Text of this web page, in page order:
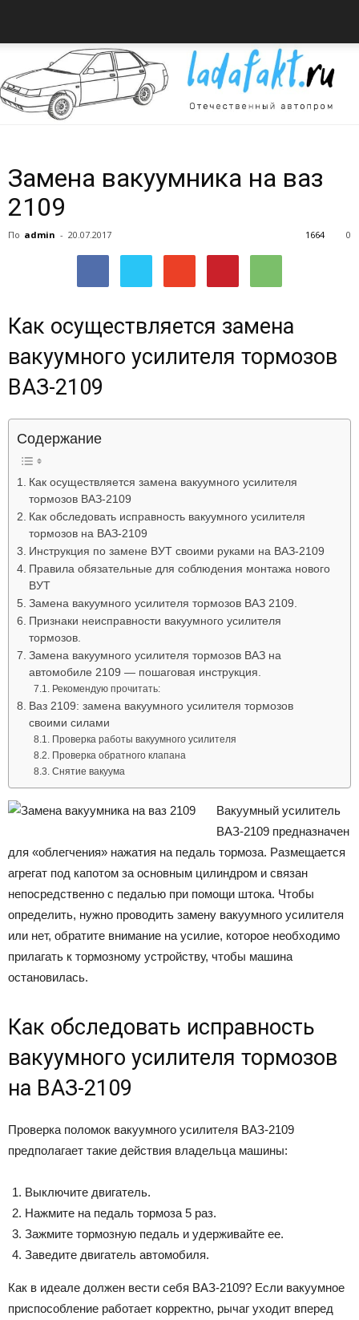
Замена вакуумника на ваз
2109
По admin - 20.07.2017 0
1664
Как осуществляется замена
вакуумного усилителя тормозов
ВАЗ-2109
Содержание
Как осуществляется замена вакуумного усилителя
тормозов ВАЗ-2109
Как обследовать исправность вакуумного усилителя
тормозов на ВАЗ-2109
Инструкция по замене ВУТ своими руками на ВАЗ-2109
Правила обязательные для соблюдения монтажа нового
ВУТ
Замена вакуумного усилителя тормозов ВАЗ 2109.
Признаки неисправности вакуумного усилителя
тормозов.
Замена вакуумного усилителя тормозов ВАЗ на
автомобиле 2109 — пошаговая инструкция.
Рекомендую прочитать:
Ваз 2109: замена вакуумного усилителя тормозов
своими силами
Проверка работы вакуумного усилителя
Проверка обратного клапана
Снятие вакуума
Вакуумный усилитель
ВАЗ-2109 предназначен
для «облегчения» нажатия на педаль тормоза. Размещается
агрегат под капотом за основным цилиндром и связан
непосредственно с педалью при помощи штока. Чтобы
определить, нужно проводить замену вакуумного усилителя
или нет, обратите внимание на усилие, которое необходимо
прилагать к тормозному устройству, чтобы машина
остановилась.
Как обследовать исправность
вакуумного усилителя тормозов
на ВАЗ-2109
Проверка поломок вакуумного усилителя ВАЗ-2109
предполагает такие действия владельца машины:
Выключите двигатель.
Нажмите на педаль тормоза 5 раз.
Зажмите тормозную педаль и удерживайте ее.
Заведите двигатель автомобиля.
Как в идеале должен вести себя ВАЗ-2109? Если вакуумное
приспособление работает корректно, рычаг уходит вперед